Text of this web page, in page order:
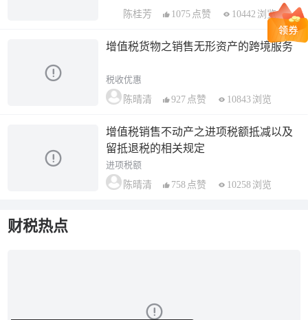
陈桂芳
1075 点赞 10442 浏览
增值税货物之销售无形资产的跨境服务
税收优惠
陈晴清
927 点赞 10843 浏览
增值税销售不动产之进项税额抵减以及
留抵退税的相关规定
进项税额
陈晴清
758 点赞 10258 浏览
财税热点